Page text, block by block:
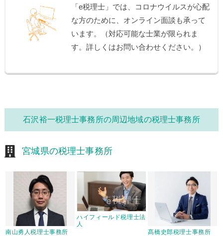
「e税理士」では、コロナウイルスが心配
な方のために、オンライン面談も承って
います。（対応可能な士業が限られま
す。詳しくはお問い合わせください。）
石沢裕一税理士事務所の周辺地域の税理士事務所
宮城県の税理士事務所
南山勇人税理士事務所
ハイフィールド税理士法
人
髙橋史郎税理士事務所